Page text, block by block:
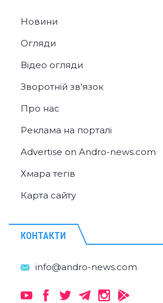
Новини
Огляди
Відео огляди
Зворотній зв'язок
Про нас
Реклама на порталі
Advertise on Andro-news.com
Хмара тегів
Карта сайту
КОНТАКТИ